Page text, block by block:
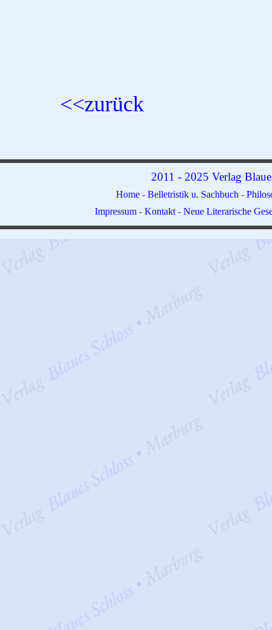
<<zurück
2011 - 2025 Verlag
Home - Belletristik u. Sachbuch -
Impressum - Kontakt - Neue Literarische